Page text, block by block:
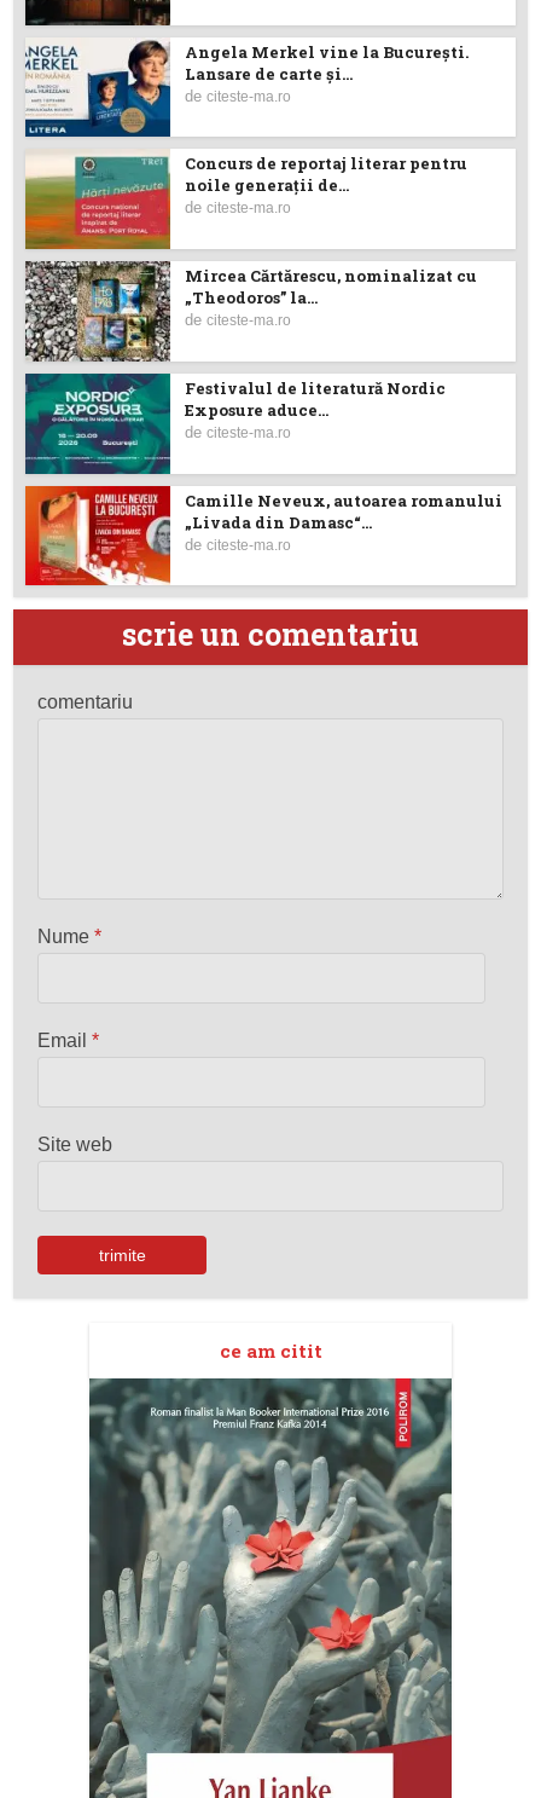
Angela Merkel vine la București.
Lansare de carte şi...
deciteste-ma.ro
Concurs de reportaj literar pentru
noile generații de...
deciteste-ma.ro
Mircea Cărtărescu, nominalizat cu
„Theodoros” la...
deciteste-ma.ro
Festivalul de literatură Nordic
Exposure aduce...
deciteste-ma.ro
Camille Neveux, autoarea romanului
„Livada din Damasc“...
deciteste-ma.ro
scrie un comentariu
comentariu
Nume*
Email*
Site web
ce am citit